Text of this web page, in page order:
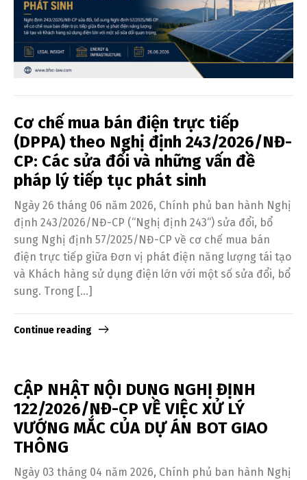
Cơ chế mua bán điện trực tiếp
(DPPA) theo Nghị định 243/2026/NĐ-
CP: Các sửa đổi và những vấn đề
pháp lý tiếp tục phát sinh
Ngày 26 tháng 06 năm 2026, Chính phủ ban hành Nghị
định 243/2026/NĐ-CP (“Nghị định 243“) sửa đổi, bổ
sung Nghị định 57/2025/NĐ-CP về cơ chế mua bán
điện trực tiếp giữa Đơn vị phát điện năng lượng tái tạo
và Khách hàng sử dụng điện lớn với một số sửa đổi, bổ
sung. Trong […]
Continue reading
CẬP NHẬT NỘI DUNG NGHỊ ĐỊNH
122/2026/NĐ-CP VỀ VIỆC XỬ LÝ
VƯỚNG MẮC CỦA DỰ ÁN BOT GIAO
THÔNG
Ngày 03 tháng 04 năm 2026, Chính phủ ban hành Nghị